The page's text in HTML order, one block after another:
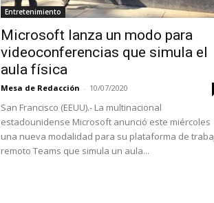
Entretenimiento
Microsoft lanza un modo para
videoconferencias que simula el
aula física
Mesa de Redacción - 10/07/2020
San Francisco (EEUU).- La multinacional
estadounidense Microsoft anunció este miércoles
una nueva modalidad para su plataforma de
remoto Teams que simula un aula...